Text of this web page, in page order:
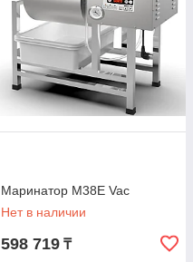
Маринатор M38E Vac
Нет в наличии
598 719 ₸